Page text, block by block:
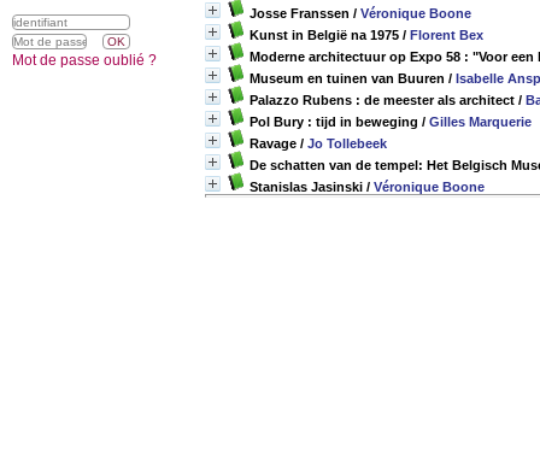
Josse Franssen / Véronique Boone
Kunst in België na 1975 / Florent Bex
Moderne architectuur op Expo 58 : "Voor een
Museum en tuinen van Buuren / Isabelle
Palazzo Rubens : de meester als architect /
Pol Bury : tijd in beweging / Gilles Marquerie
Ravage / Jo Tollebeek
De schatten van de tempel: Het Belgisch
Stanislas Jasinski / Véronique Boone
Mot de passe oublié ?